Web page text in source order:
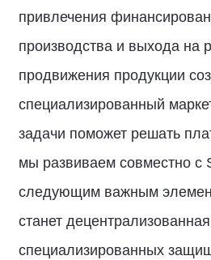
привлечения
производства и выхода на
продвижения продукции
специализированный
задачи поможет решать
мы развиваем совместно с
следующим важным
станет
специализированных